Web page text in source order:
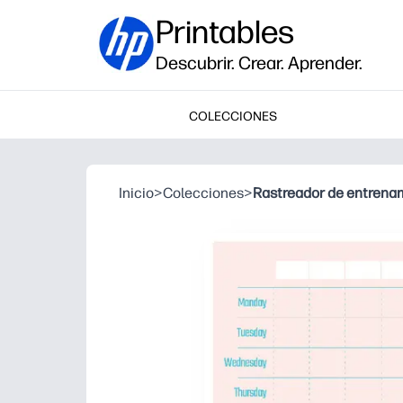
Printables
Descubrir. Crear. Aprender.
COLECCIONES
Inicio>Colecciones>Rastreador de